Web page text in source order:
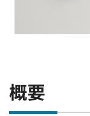
概要